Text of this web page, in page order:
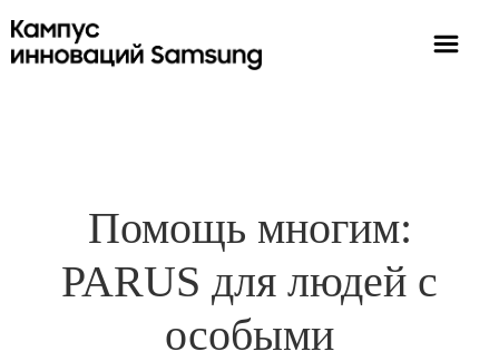
Помощь многим:
PARUS для людей с
особыми